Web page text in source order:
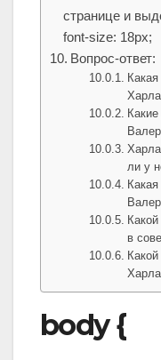
странице и
font-size: 18px;
Вопрос-ответ:
ли у
в
body {